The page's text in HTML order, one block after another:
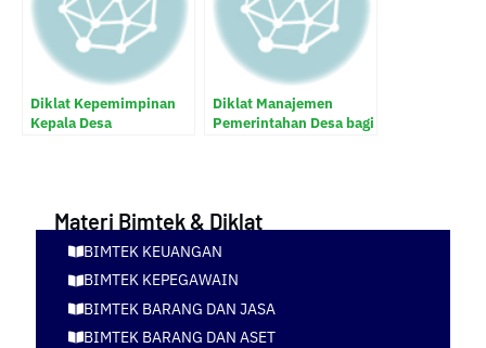
Diklat Kepemimpinan
Kepala Desa
Diklat Manajemen
Pemerintahan Desa bagi
Materi Bimtek & Diklat
BIMTEK KEUANGAN
BIMTEK KEPEGAWAIN
BIMTEK BARANG DAN JASA
BIMTEK BARANG DAN ASET